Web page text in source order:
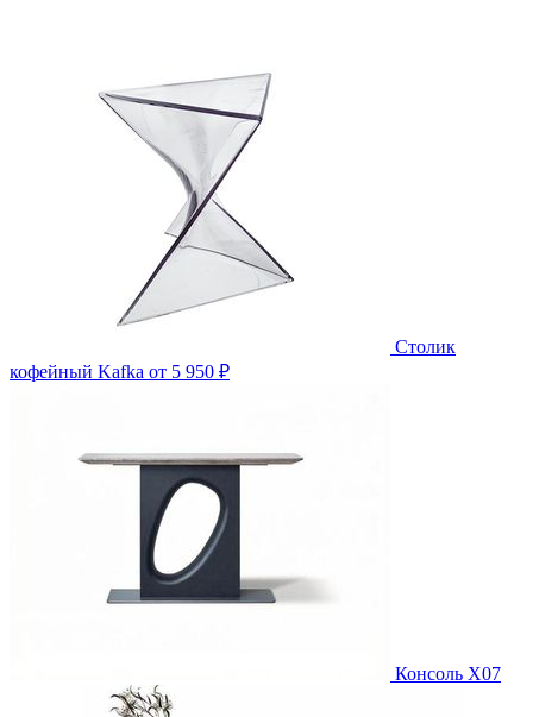
Столик
кофейный Kafka от 5 950 ₽
Консоль X07